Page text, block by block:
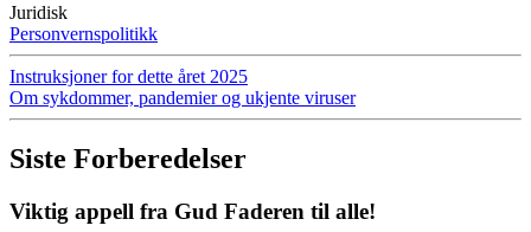
Juridisk
Personvernspolitikk
Instruksjoner for dette året 2025
Om sykdommer, pandemier og ukjente viruser
Siste Forberedelser
Viktig appell fra Gud Faderen til alle!